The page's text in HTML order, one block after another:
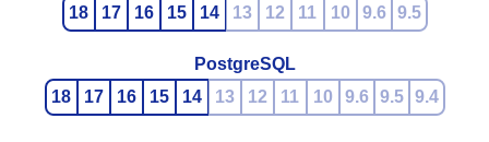
18
17 16 15 14 13 12 11 10 9.6 9.5
PostgreSQL
18
17 16 15 14 13 12 11 10 9.6 9.5 9.4